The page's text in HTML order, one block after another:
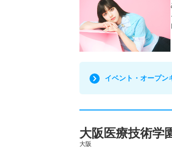
イベント・オープン
大阪医療技術学
大阪